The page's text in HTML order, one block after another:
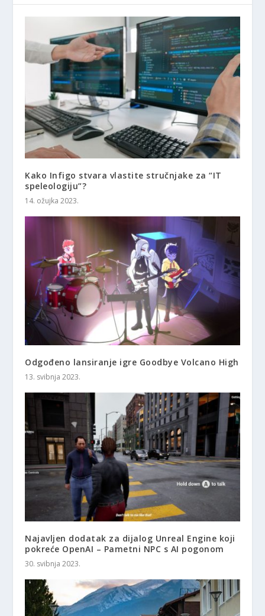
Kako Infigo stvara vlastite stručnjake za “IT
speleologiju”?
14. ožujka 2023.
Odgođeno lansiranje igre Goodbye Volcano High
13. svibnja 2023.
Najavljen dodatak za dijalog Unreal Engine koji
pokreće OpenAI – Pametni NPC s AI pogonom
30. svibnja 2023.